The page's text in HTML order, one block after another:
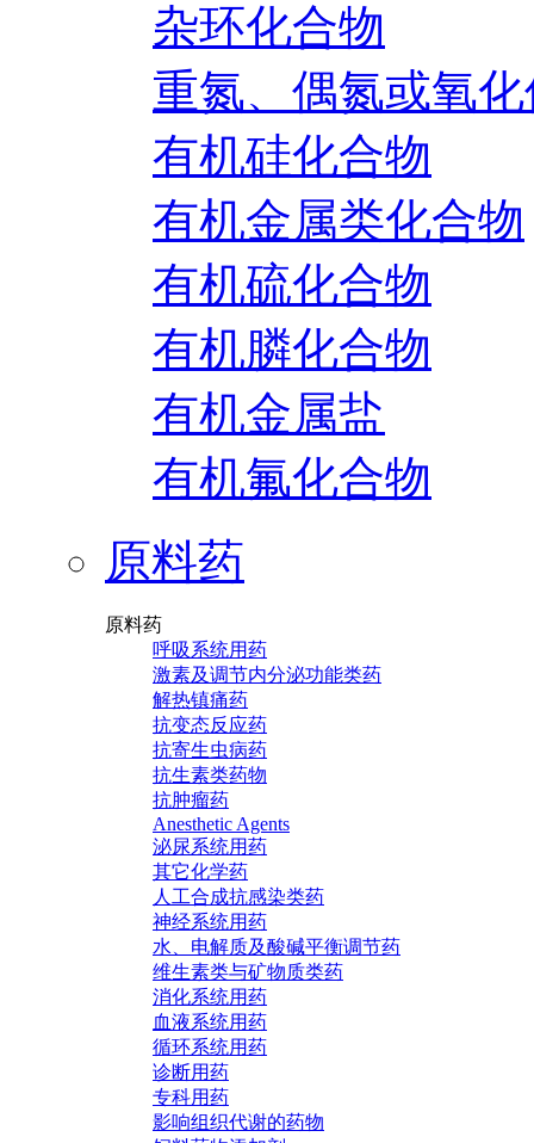
杂环化合物
重氮、偶氮或氧
有机硅化合物
有机金属类化合物
有机硫化合物
有机膦化合物
有机金属盐
有机氟化合物
原料药
原料药
呼吸系统用药
激素及调节内分泌功能类药
解热镇痛药
抗变态反应药
抗寄生虫病药
抗生素类药物
抗肿瘤药
Anesthetic Agents
泌尿系统用药
其它化学药
人工合成抗感染类药
神经系统用药
水、电解质及酸碱平衡调节药
维生素类与矿物质类药
消化系统用药
血液系统用药
循环系统用药
诊断用药
专科用药
影响组织代谢的药物